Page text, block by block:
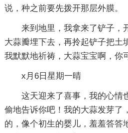
说，种之前要先拨开那层外膜。
来到地里，我拿来了铲子，
大蒜瓣埋下去，再拎起铲子把土
我默默地祈祷，大蒜宝宝啊，你
x月6日星期一晴
这天迎来了喜事，我的心情
偷地告诉你吧！我的大蒜发芽了
的，像个初生的婴儿，羞羞答答